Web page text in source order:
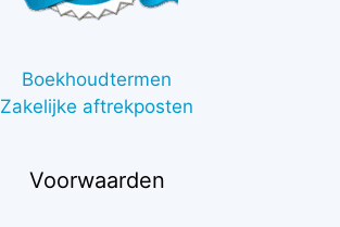
Boekhoudtermen
Zakelijke aftrekposten
Voorwaarden